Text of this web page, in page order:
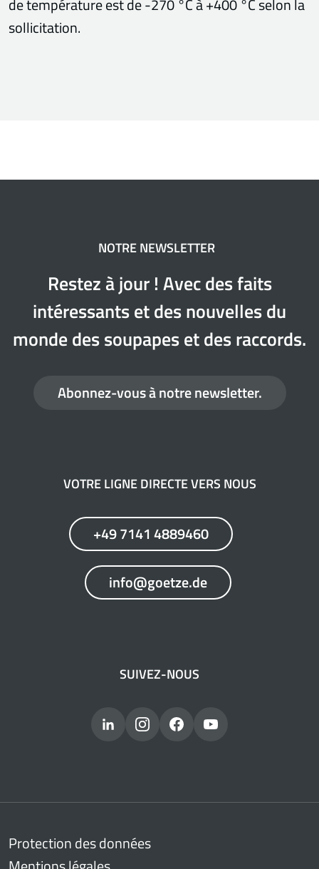
de température est de -270 °C à +400 °C selon la
sollicitation.
NOTRE NEWSLETTER
Restez à jour ! Avec des faits
intéressants et des nouvelles du
monde des soupapes et des raccords.
Abonnez-vous à notre newsletter.
VOTRE LIGNE DIRECTE VERS NOUS
+49 7141 4889460
info@goetze.de
SUIVEZ-NOUS
Protection des données